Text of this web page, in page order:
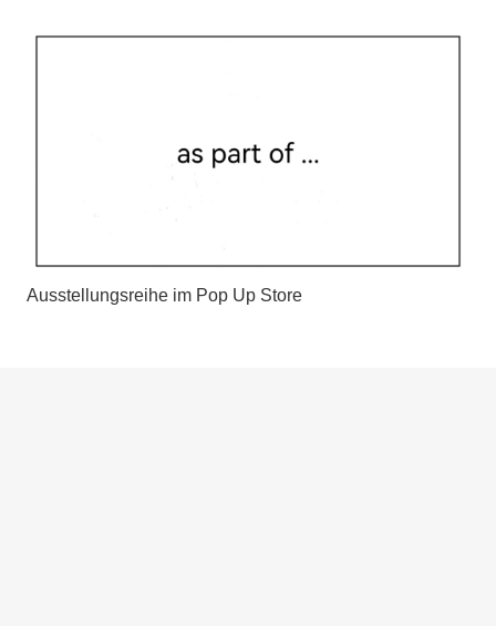
Ausstellungsreihe im Pop Up Store